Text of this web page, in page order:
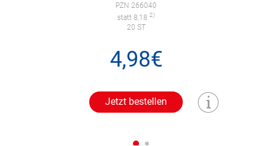
PZN 266040
statt 8,18 2)
20 ST
4,98€
Jetzt bestellen